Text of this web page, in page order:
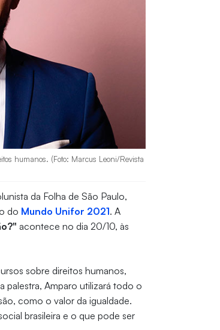
humanos. (Foto: Marcus Leoni/Revista
da Folha de São Paulo,
do Mundo Unifor 2021. A
acontece no dia 20/10, às
sobre direitos humanos,
palestra, Amparo utilizará todo o
como o valor da igualdade.
brasileira e o que pode ser